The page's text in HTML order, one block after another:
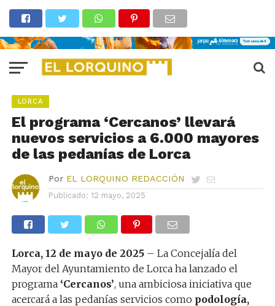
LORCA
El programa ‘Cercanos’ llevará
nuevos servicios a 6.000 mayores
de las pedanías de Lorca
Por EL LORQUINO REDACCIÓN
Publicado: 12 mayo, 2025
Lorca, 12 de mayo de 2025– La Concejalía del
Mayor del Ayuntamiento de Lorca ha lanzado el
programa ‘Cercanos’, una ambiciosa iniciativa que
acercará a las pedanías servicios como podología,